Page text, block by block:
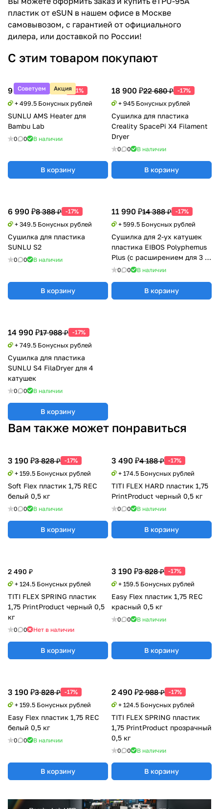
пластик от eSUN в нашем офисе в Москве
самовывозом, с гарантией от официального
дилера, или доставкой по России!
С этим товаром покупают
Советуем Акция
9 990 ₽20 388 ₽ -51%
+ 499.5 Бонусных рублей
SUNLU AMS Heater для
Bambu Lab
0 0 В наличии
В корзину
18 900 ₽22 680 ₽ -17%
+ 945 Бонусных рублей
Сушилка для пластика
Creality SpacePi X4 Filament
Dryer
0 0 В наличии
В корзину
6 990 ₽8 388 ₽ -17%
+ 349.5 Бонусных рублей
Сушилка для пластика
SUNLU S2
0 0 В наличии
В корзину
11 990 ₽14 388 ₽ -17%
+ 599.5 Бонусных рублей
Сушилка для 2-ух катушек
пластика EIBOS Polyphemus
Plus (с расширением для 3 кг
катушки)
0 0 В наличии
В корзину
14 990 ₽17 988 ₽ -17%
+ 749.5 Бонусных рублей
Сушилка для пластика
SUNLU S4 FilaDryer для 4
катушек
0 0 В наличии
В корзину
Вам также может понравиться
3 190 ₽3 828 ₽ -17%
+ 159.5 Бонусных рублей
Soft Flex пластик 1,75 REC
белый 0,5 кг
0 0 В наличии
В корзину
3 490 ₽4 188 ₽ -17%
+ 174.5 Бонусных рублей
TITI FLEX HARD пластик 1,75
PrintProduct черный 0,5 кг
0 0 В наличии
В корзину
3 190 ₽3 828 ₽ -17%
+ 159.5 Бонусных рублей
Easy Flex пластик 1,75 REC
красный 0,5 кг
0 0 В наличии
В корзину
3 190 ₽3 828 ₽ -17%
+ 159.5 Бонусных рублей
Easy Flex пластик 1,75 REC
белый 0,5 кг
0 0 В наличии
В корзину
2 490 ₽2 988 ₽ -17%
+ 124.5 Бонусных рублей
TITI FLEX SPRING пластик
1,75 PrintProduct прозрачный
0,5 кг
0 0 В наличии
В корзину
2 490 ₽
+ 124.5 Бонусных рублей
TITI FLEX SPRING пластик
1,75 PrintProduct черный 0,5
кг
0 0 Нет в наличии
В корзину